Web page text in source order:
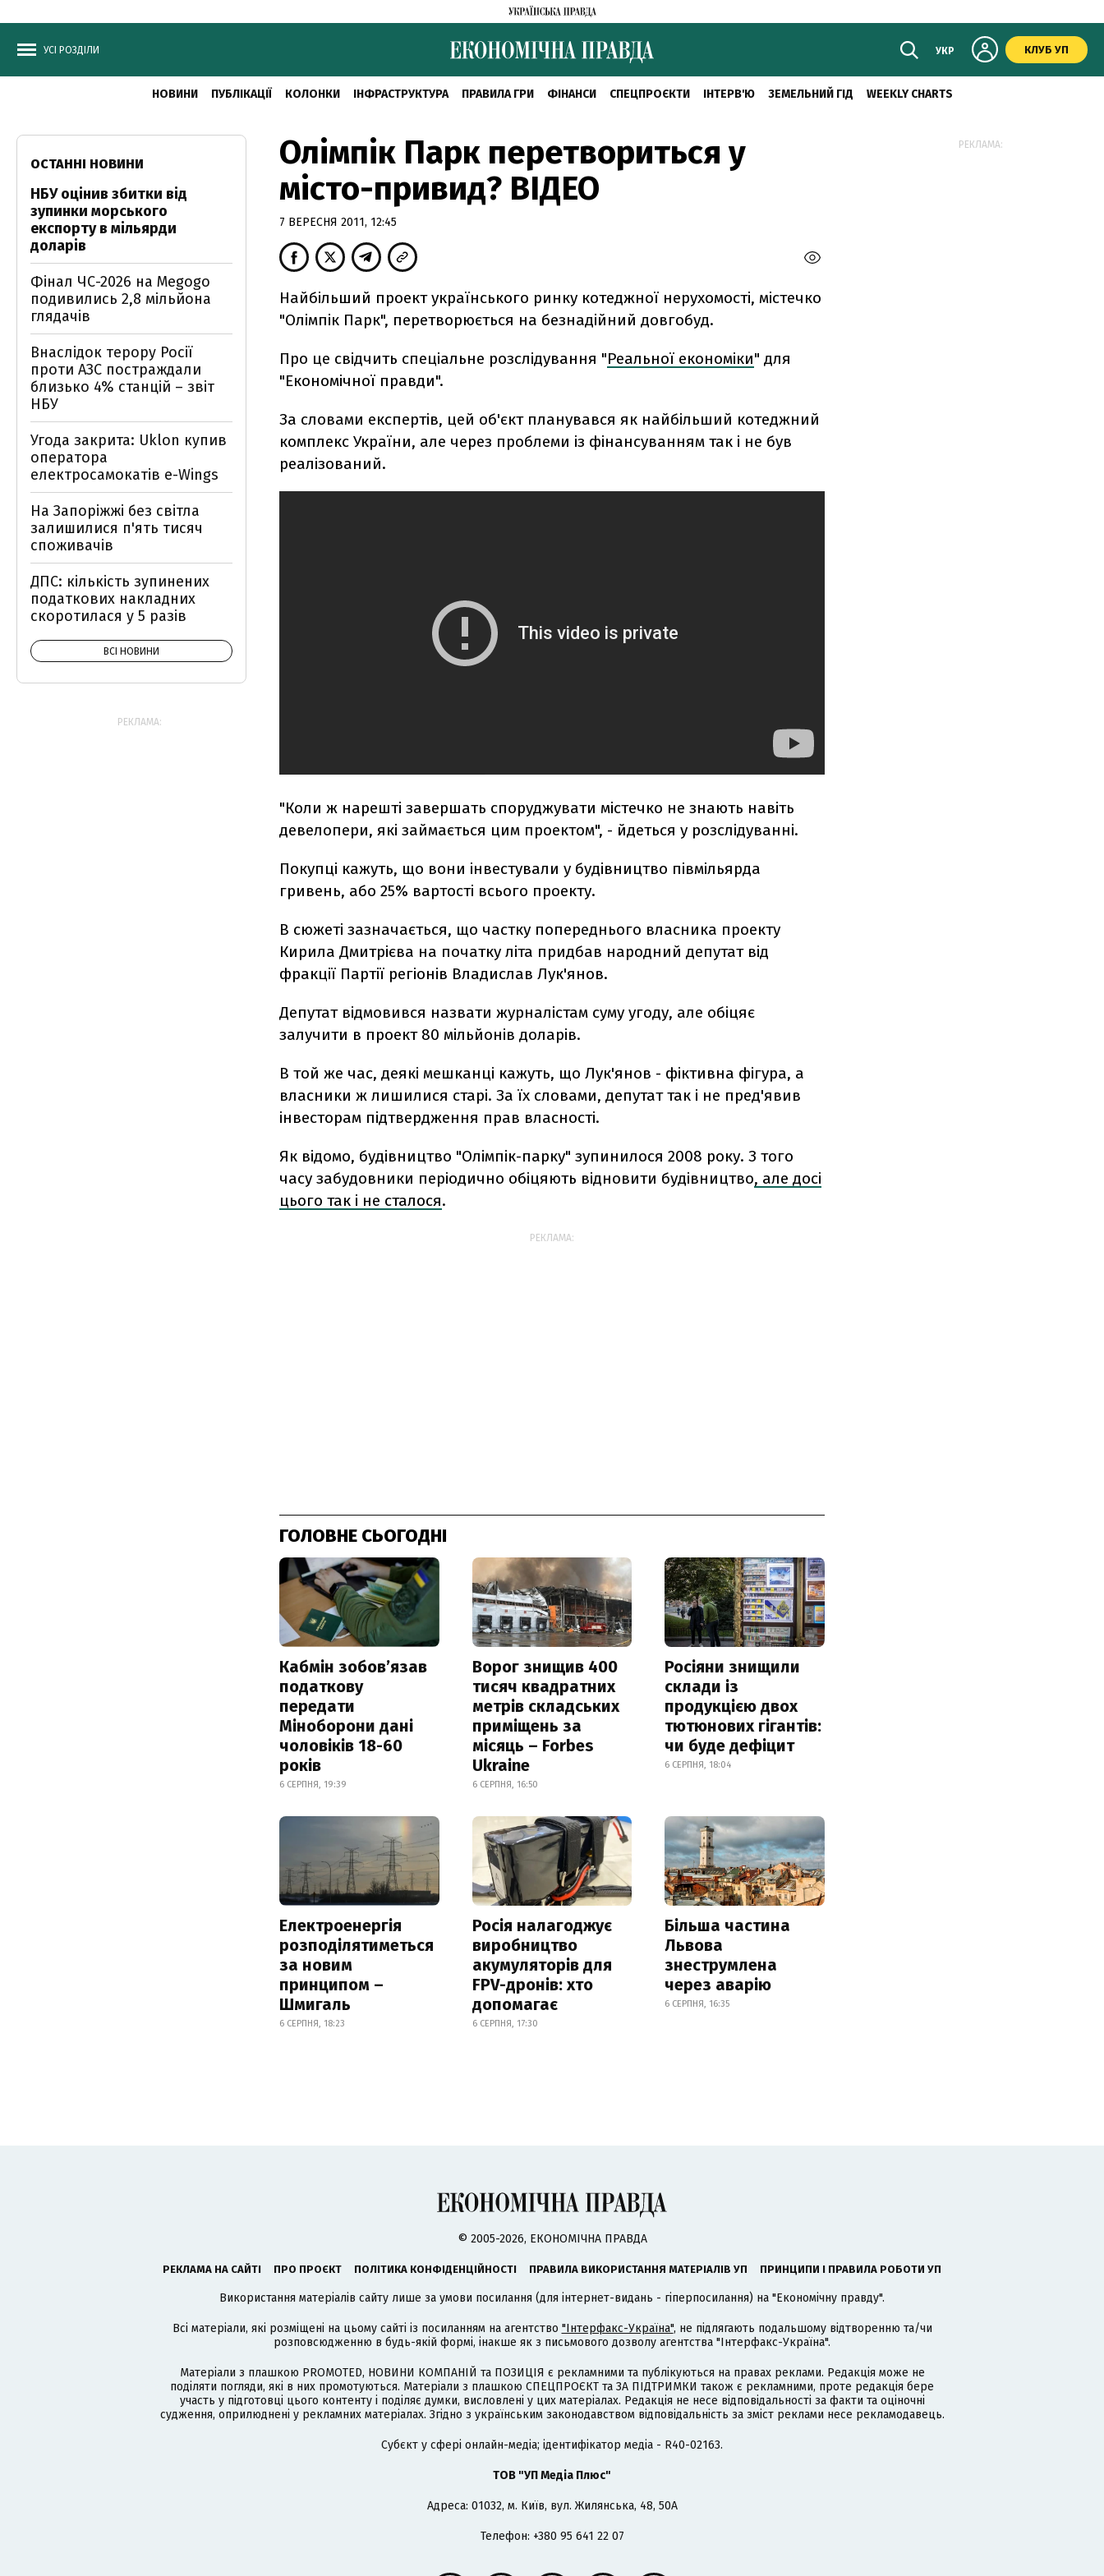
УСІ РОЗДІЛИ УКР КЛУБ УП
НОВИНИ ПУБЛІКАЦІЇ КОЛОНКИ ІНФРАСТРУКТУРА ПРАВИЛА ГРИ ФІНАНСИ СПЕЦПРОЄКТИ ІНТЕРВ'Ю ЗЕМЕЛЬНИЙ ГІД WEEKLY CHARTS
Олімпік Парк перетвориться у
місто-привид? ВІДЕО
7 ВЕРЕСНЯ 2011, 12:45
Найбільший проект українського ринку котеджної нерухомості, містечко
"Олімпік Парк", перетворюється на безнадійний довгобуд.
Про це свідчить спеціальне розслідування "Реальної економіки" для
"Економічної правди".
За словами експертів, цей об'єкт планувався як найбільший котеджний
комплекс України, але через проблеми із фінансуванням так і не був
реалізований.
"Коли ж нарешті завершать споруджувати містечко не знають навіть
девелопери, які займається цим проектом", - йдеться у розслідуванні.
Покупці кажуть, що вони інвестували у будівництво півмільярда
гривень, або 25% вартості всього проекту.
В сюжеті зазначається, що частку попереднього власника проекту
Кирила Дмитрієва на початку літа придбав народний депутат від
фракції Партії регіонів Владислав Лук'янов.
Депутат відмовився назвати журналістам суму угоду, але обіцяє
залучити в проект 80 мільйонів доларів.
В той же час, деякі мешканці кажуть, що Лук'янов - фіктивна фігура, а
власники ж лишилися старі. За їх словами, депутат так і не пред'явив
інвесторам підтвердження прав власності.
Як відомо, будівництво "Олімпік-парку" зупинилося 2008 року. З того
часу забудовники періодично обіцяють відновити будівництво, але досі
цього так і не сталося.
РЕКЛАМА:
ГОЛОВНЕ СЬОГОДНІ
Кабмін зобовʼязав
податкову
передати
Міноборони дані
чоловіків 18-60
років
6 СЕРПНЯ, 19:39
Ворог знищив 400
тисяч квадратних
метрів складських
приміщень за
місяць – Forbes
Ukraine
6 СЕРПНЯ, 16:50
Росіяни знищили
склади із
продукцією двох
тютюнових гігантів:
чи буде дефіцит
6 СЕРПНЯ, 18:04
Електроенергія
розподілятиметься
за новим
принципом –
Шмигаль
6 СЕРПНЯ, 18:23
Росія налагоджує
виробництво
акумуляторів для
FPV-дронів: хто
допомагає
6 СЕРПНЯ, 17:30
Більша частина
Львова
знеструмлена
через аварію
6 СЕРПНЯ, 16:35
ОСТАННІ НОВИНИ
НБУ оцінив збитки від
зупинки морського
експорту в мільярди
доларів
Фінал ЧС-2026 на Megogo
подивились 2,8 мільйона
глядачів
Внаслідок терору Росії
проти АЗС постраждали
близько 4% станцій – звіт
НБУ
Угода закрита: Uklon купив
оператора
електросамокатів e-Wings
На Запоріжжі без світла
залишилися п'ять тисяч
споживачів
ДПС: кількість зупинених
податкових накладних
скоротилася у 5 разів
ВСІ НОВИНИ
РЕКЛАМА:
РЕКЛАМА:
© 2005-2026, ЕКОНОМІЧНА ПРАВДА
РЕКЛАМА НА САЙТІ ПРО ПРОЄКТ ПОЛІТИКА КОНФІДЕНЦІЙНОСТІ ПРАВИЛА ВИКОРИСТАННЯ МАТЕРІАЛІВ УП ПРИНЦИПИ І ПРАВИЛА РОБОТИ УП
Використання матеріалів сайту лише за умови посилання (для інтернет-видань - гіперпосилання) на "Економічну правду".
Всі матеріали, які розміщені на цьому сайті із посиланням на агентство "Інтерфакс-Україна", не підлягають подальшому відтворенню та/чи
розповсюдженню в будь-якій формі, інакше як з письмового дозволу агентства "Інтерфакс-Україна".
Матеріали з плашкою PROMOTED, НОВИНИ КОМПАНІЙ та ПОЗИЦІЯ є рекламними та публікуються на правах реклами. Редакція може не
поділяти погляди, які в них промотуються. Матеріали з плашкою СПЕЦПРОЄКТ та ЗА ПІДТРИМКИ також є рекламними, проте редакція бере
участь у підготовці цього контенту і поділяє думки, висловлені у цих матеріалах. Редакція не несе відповідальності за факти та оціночні
судження, оприлюднені у рекламних матеріалах. Згідно з українським законодавством відповідальність за зміст реклами несе рекламодавець.
Cубєкт у сфері онлайн-медіа; ідентифікатор медіа - R40-02163.
ТОВ "УП Медіа Плюс"
Адреса: 01032, м. Київ, вул. Жилянська, 48, 50А
Телефон: +380 95 641 22 07